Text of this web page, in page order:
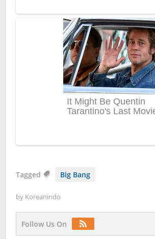
Tagged Big Bang
by Koreanindo
Follow Us On